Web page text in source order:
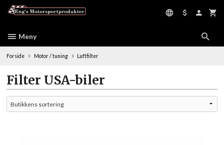
Meny
Forside Motor / tuning Luftfilter
Filter USA-biler